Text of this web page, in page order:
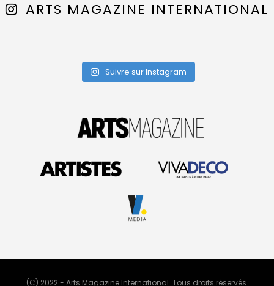
ARTS MAGAZINE INTERNATIONAL
Suivre sur Instagram
(C) 2022 - Arts Magazine International. Tous droits réservés.